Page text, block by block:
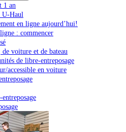
1 an
U-Haul
en ligne aujourd’hui!
: commencer
voiture et de bateau
de libre-entreposage
accessible en voiture